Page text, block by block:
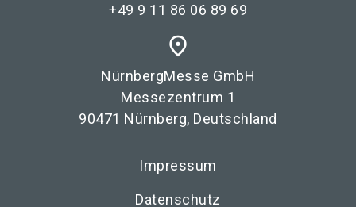
+49 9 11 86 06 89 69
place
NürnbergMesse GmbH
Messezentrum 1
90471 Nürnberg, Deutschland
Impressum
Datenschutz